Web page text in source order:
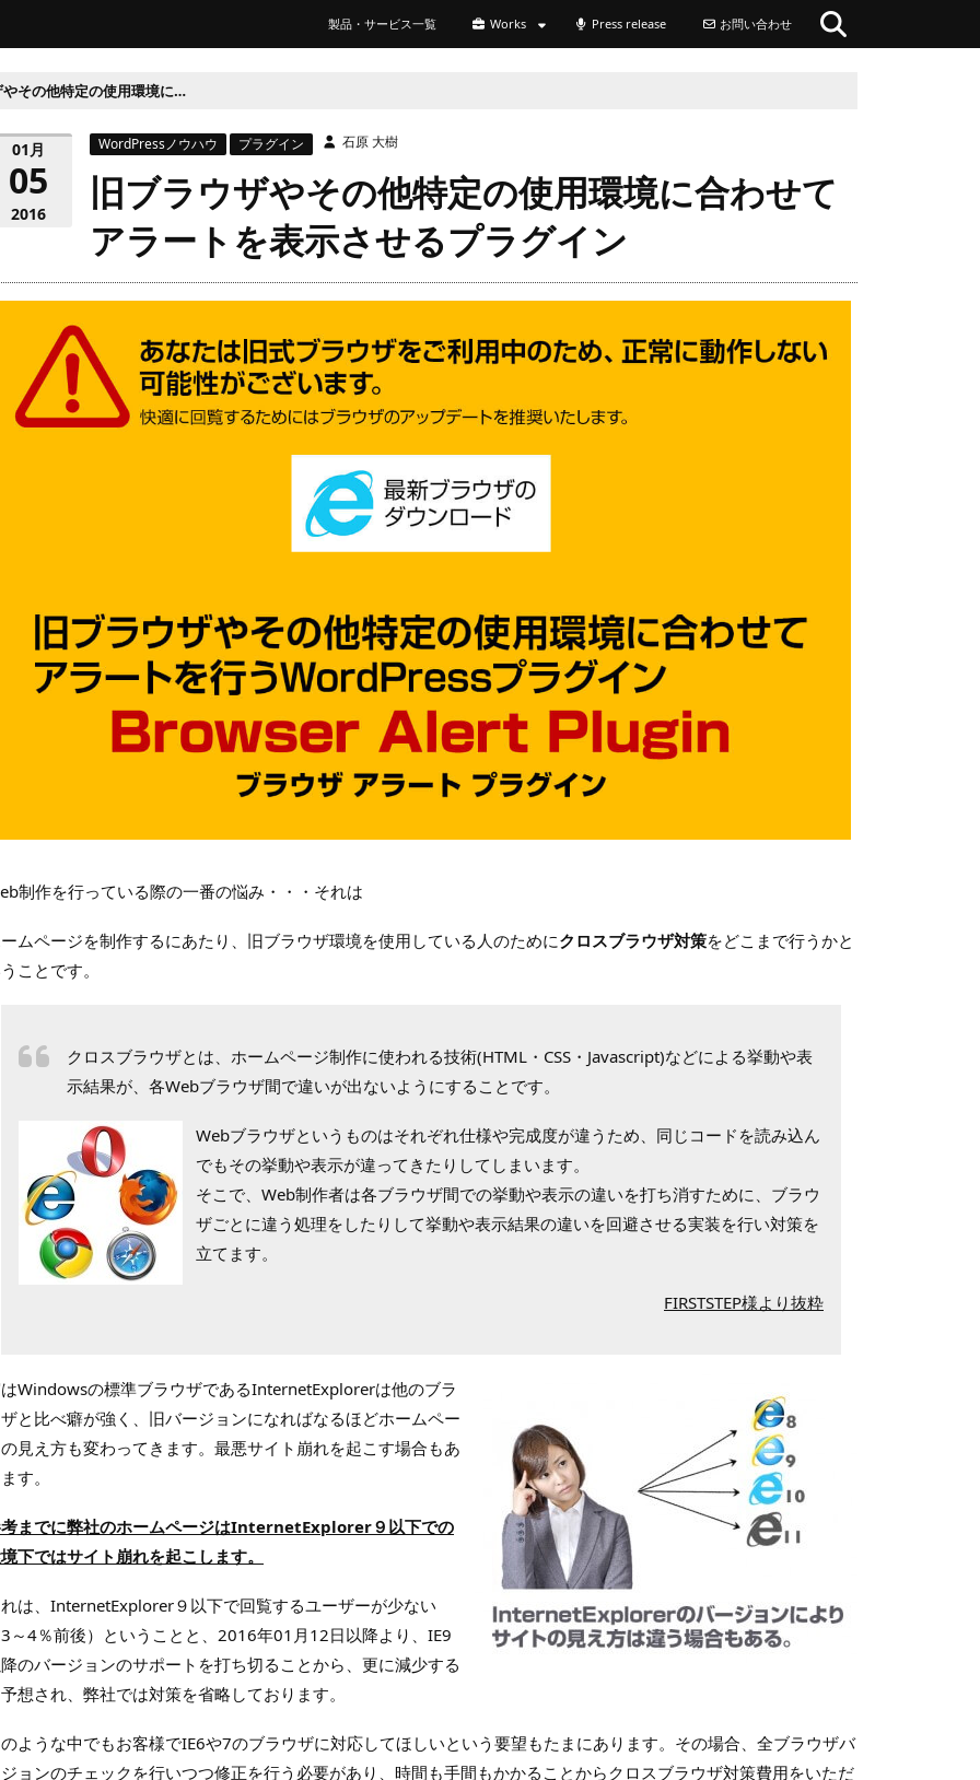
製品・サービス一覧 Works Press release お問い合わせ
旧ブラウザやその他特定の使用環境に合わせてアラートを表示させるプラグイン
WordPressノウハウ プラグイン 石原 大樹
2016
01月
05
旧ブラウザやその他特定の使用環境に合わせて
アラートを表示させるプラグイン
制作を行っている際の一番の悩み・・・それは
ムページを制作するにあたり、旧ブラウザ環境を使用している人のためにクロスブラウザ対策をどこまで行うかと
ことです。
クロスブラウザとは、ホームページ制作に使われる技術(HTML・CSS・Javascript)などによる挙動や表
示結果が、各Webブラウザ間で違いが出ないようにすることです。
Webブラウザというものはそれぞれ仕様や完成度が違うため、同じコードを読み込ん
でもその挙動や表示が違ってきたりしてしまいます。
そこで、Web制作者は各ブラウザ間での挙動や表示の違いを打ち消すために、ブラウ
ザごとに違う処理をしたりして挙動や表示結果の違いを回避させる実装を行い対策を
立てます。
FIRSTSTEP様より抜粋
Windowsの標準ブラウザであるInternetExplorerは他のブラ
と比べ癖が強く、旧バージョンになればなるほどホームペー
見え方も変わってきます。最悪サイト崩れを起こす場合もあ
す。
までに弊社のホームページはInternetExplorer９以下での
下ではサイト崩れを起こします。
は、InternetExplorer９以下で回覧するユーザーが少ない
～4％前後）ということと、2016年01月12日以降より、IE9
のバージョンのサポートを打ち切ることから、更に減少する
想され、弊社では対策を省略しております。
ような中でもお客様でIE6や7のブラウザに対応してほしいという要望もたまにあります。その場合、全ブラウザバ
ョンのチェックを行いつつ修正を行う必要があり、時間も手間もかかることからクロスブラウザ対策費用をいただ